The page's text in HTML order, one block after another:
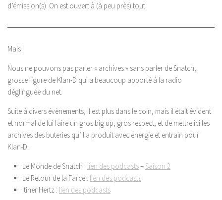
d’émission(s). On est ouvert à (à peu près) tout.
Mais !
Nous ne pouvons pas parler « archives » sans parler de Snatch,
grosse figure de Klan-D qui a beaucoup apporté à la radio
déglinguée du net.
Suite à divers évènements, il est plus dans le coin, mais il était évident
et normal de lui faire un gros big up, gros respect, et de mettre ici les
archives des buteries qu’il a produit avec énergie et entrain pour
Klan-D.
Le Monde de Snatch : lien des podcasts– Saison 2
Le Retour de la Farce : lien des podcasts
Itiner Hertz : lien des podcasts